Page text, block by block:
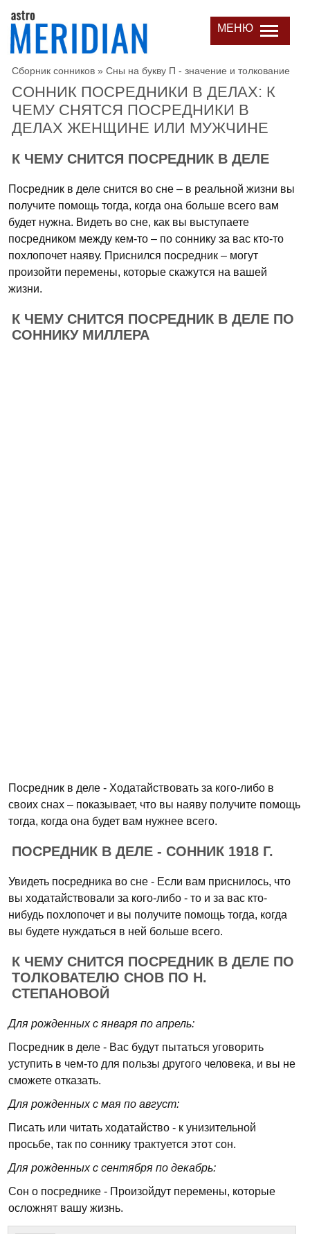
МЕНЮ
Сборник сонников » Сны на букву П - значение и толкование
СОННИК ПОСРЕДНИКИ В ДЕЛАХ: К
ЧЕМУ СНЯТСЯ ПОСРЕДНИКИ В
ДЕЛАХ ЖЕНЩИНЕ ИЛИ МУЖЧИНЕ
К ЧЕМУ СНИТСЯ ПОСРЕДНИК В ДЕЛЕ
Посредник в деле снится во сне – в реальной жизни вы
получите помощь тогда, когда она больше всего вам
будет нужна. Видеть во сне, как вы выступаете
посредником между кем-то – по соннику за вас кто-то
похлопочет наяву. Приснился посредник – могут
произойти перемены, которые скажутся на вашей
жизни.
К ЧЕМУ СНИТСЯ ПОСРЕДНИК В ДЕЛЕ ПО
СОННИКУ МИЛЛЕРА
Посредник в деле - Ходатайствовать за кого-либо в
своих снах – показывает, что вы наяву получите помощь
тогда, когда она будет вам нужнее всего.
ПОСРЕДНИК В ДЕЛЕ - СОННИК 1918 Г.
Увидеть посредника во сне - Если вам приснилось, что
вы ходатайствовали за кого-либо - то и за вас кто-
нибудь похлопочет и вы получите помощь тогда, когда
вы будете нуждаться в ней больше всего.
К ЧЕМУ СНИТСЯ ПОСРЕДНИК В ДЕЛЕ ПО
ТОЛКОВАТЕЛЮ СНОВ ПО Н.
СТЕПАНОВОЙ
Для рожденных с января по апрель:
Посредник в деле - Вас будут пытаться уговорить
уступить в чем-то для пользы другого человека, и вы не
сможете отказать.
Для рожденных с мая по август:
Писать или читать ходатайство - к унизительной
просьбе, так по соннику трактуется этот сон.
Для рожденных с сентября по декабрь:
Сон о посреднике - Произойдут перемены, которые
осложнят вашу жизнь.